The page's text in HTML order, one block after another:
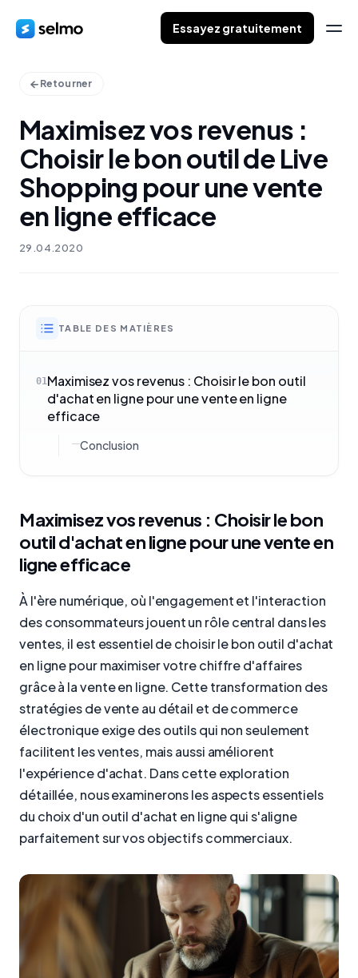
Essayez gratuitement
Retourner
Maximisez vos revenus :
Choisir le bon outil de Live
Shopping pour une vente
en ligne efficace
29.04.2020
TABLE DES MATIÈRES
01Maximisez vos revenus : Choisir le bon outil
d'achat en ligne pour une vente en ligne
efficace
Conclusion
Maximisez vos revenus : Choisir le bon
outil d'achat en ligne pour une vente en
ligne efficace
À l'ère numérique, où l'engagement et l'interaction
des consommateurs jouent un rôle central dans les
ventes, il est essentiel de choisir le bon outil d'achat
en ligne pour maximiser votre chiffre d'affaires
grâce à la vente en ligne. Cette transformation des
stratégies de vente au détail et de commerce
électronique exige des outils qui non seulement
facilitent les ventes, mais aussi améliorent
l'expérience d'achat. Dans cette exploration
détaillée, nous examinerons les aspects essentiels
du choix d'un outil d'achat en ligne qui s'aligne
parfaitement sur vos objectifs commerciaux.